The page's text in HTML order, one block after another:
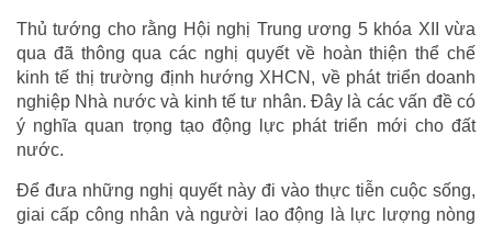
Thủ tướng cho rằng Hội nghị Trung ương 5 khóa XII vừa
qua đã thông qua các nghị quyết về hoàn thiện thể chế
kinh tế thị trường định hướng XHCN, về phát triển doanh
nghiệp Nhà nước và kinh tế tư nhân. Đây là các vấn đề có
ý nghĩa quan trọng tạo động lực phát triển mới cho đất
nước.
Để đưa những nghị quyết này đi vào thực tiễn cuộc sống,
giai cấp công nhân và người lao động là lực lượng nòng